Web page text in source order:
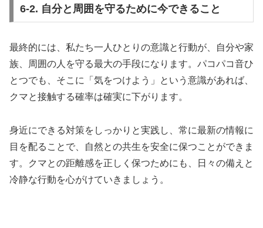
6-2. 自分と周囲を守るために今できること
最終的には、私たち一人ひとりの意識と行動が、自分や家
族、周囲の人を守る最大の手段になります。パコパコ音ひ
とつでも、そこに「気をつけよう」という意識があれば、
クマと接触する確率は確実に下がります。
身近にできる対策をしっかりと実践し、常に最新の情報に
目を配ることで、自然との共生を安全に保つことができま
す。クマとの距離感を正しく保つためにも、日々の備えと
冷静な行動を心がけていきましょう。